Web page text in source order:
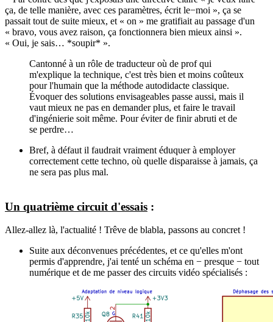
ça, de telle manière, avec ces paramètres, écrit le−moi », ça se
passait tout de suite mieux, et « on » me gratifiait au passage d'un
« bravo, vous avez raison, ça fonctionnera bien mieux ainsi ».
« Oui, je sais… *soupir* ».
Cantonné à un rôle de traducteur où de prof qui
m'explique la technique, c'est très bien et moins coûteux
pour l'humain que la méthode autodidacte classique.
Évoquer des solutions envisageables passe aussi, mais il
vaut mieux ne pas en demander plus, et faire le travail
d'ingénierie soit même. Pour éviter de finir abruti et de
se perdre…
Bref, à défaut il faudrait vraiment éduquer à employer
correctement cette techno, où quelle disparaisse à jamais, ça
ne sera pas plus mal.
Un quatrième circuit d'essais :
Allez-allez là, l'actualité ! Trêve de blabla, passons au concret !
Suite aux déconvenues précédentes, et ce qu'elles m'ont
permis d'apprendre, j'ai tenté un schéma en − presque − tout
numérique et de me passer des circuits vidéo spécialisés :